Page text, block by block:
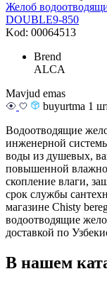
Желоб
DOUBLE9-850
Kod: 00064513
Brend
ALCA
Mavjud emas
buyurtma 1
Водоотводящие
инженерной
воды из душевых,
повышенной
скопление влаги,
срок службы
магазине Chisty
водоотводящие
доставкой по
В нашем